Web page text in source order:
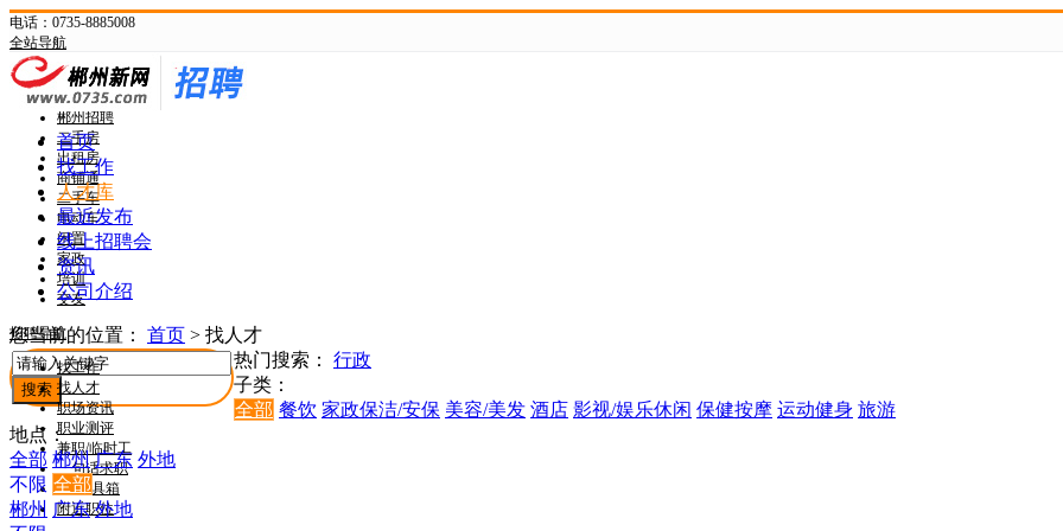
电话：0735-8885008
全站导航
新网首页
郴州头条
郴州招聘
二手房
出租房
商铺通
二手车
电动车
闲置
家政
培训
交友
招聘导航
找工作
找人才
职场资讯
职业测评
兼职/临时工
一句话求职
HR工具箱
附近职位
首页
找工作
人才库
最近发布
线上招聘会
资讯
公司介绍
您当前的位置： 首页 > 找人才
热门搜索： 行政
子类：
全部 餐饮 家政保洁/安保 美容/美发 酒店 影视/娱乐休闲 保健按摩 运动健身 旅游
地点：
全部 郴州 广东 外地
不限 全部
郴州 广东 外地